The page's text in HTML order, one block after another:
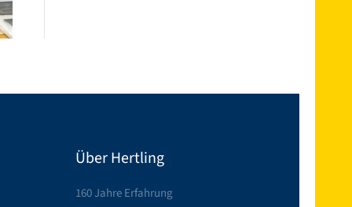
Über Hertling
160 Jahre Erfahrung